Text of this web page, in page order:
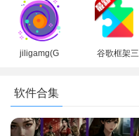
店paypal下
载最新安卓
版
app最新版
本2026
jiligamg(G
版2025
谷歌框架三
ay服务）
软件合集